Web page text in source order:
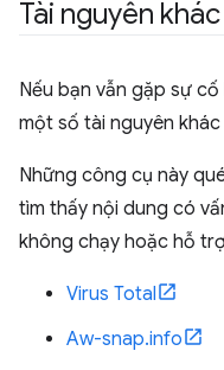
Tài nguyên khác
Nếu bạn vẫn gặp sự
một số tài nguyên
Những công cụ này
tìm thấy nội dung có
không chạy hoặc hỗ
Virus Total
Aw-snap.info